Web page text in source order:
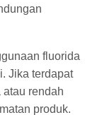
fluorida
Jika terdapat
rendah
produk.